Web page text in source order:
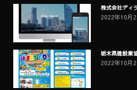
株式会社ディ
2022年10月
栃木県建設業
2022年10月